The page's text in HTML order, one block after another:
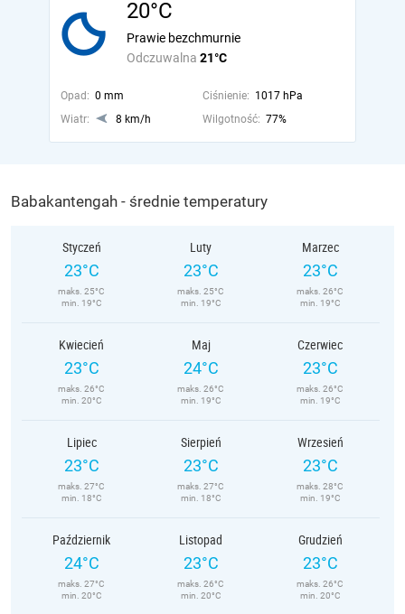
20°C
Odczuwalna 21°C
Prawie bezchmurnie
Opad: 0 mm Ciśnienie: 1017 hPa
Wiatr:
8 km/h Wilgotność: 77%
Babakantengah - średnie temperatury
Styczeń
23°C
maks. 25°C
min. 19°C
Luty
23°C
maks. 25°C
min. 19°C
Marzec
23°C
maks. 26°C
min. 19°C
Kwiecień
23°C
maks. 26°C
min. 20°C
Maj
24°C
maks. 26°C
min. 19°C
Czerwiec
23°C
maks. 26°C
min. 19°C
Lipiec
23°C
maks. 27°C
min. 18°C
Sierpień
23°C
maks. 27°C
min. 18°C
Wrzesień
23°C
maks. 28°C
min. 19°C
Październik
24°C
maks. 27°C
min. 20°C
Listopad
23°C
maks. 26°C
min. 20°C
Grudzień
23°C
maks. 26°C
min. 20°C